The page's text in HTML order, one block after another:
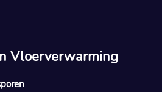
Vloerverwarming